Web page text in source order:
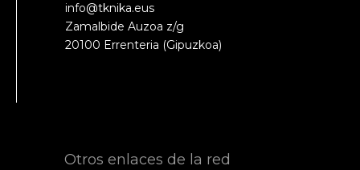
info@tknika.eus
Zamalbide Auzoa z/g
20100 Errenteria (Gipuzkoa)
Otros enlaces de la red